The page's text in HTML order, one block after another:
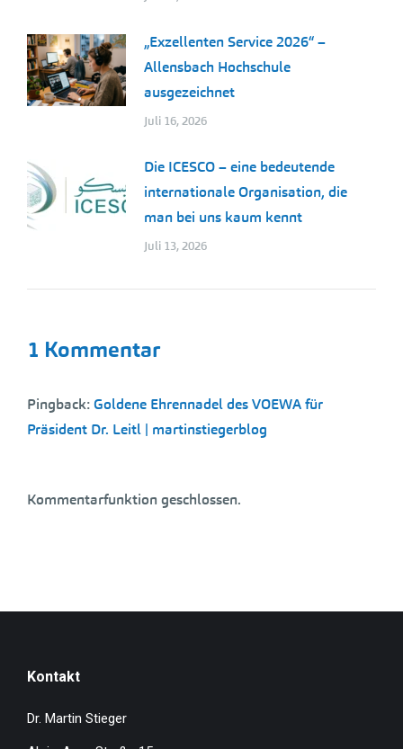
„Exzellenten Service 2026“ –
Allensbach Hochschule
ausgezeichnet
Juli 16, 2026
Die ICESCO – eine bedeutende
internationale Organisation, die
man bei uns kaum kennt
Juli 13, 2026
1 Kommentar
Pingback:Goldene Ehrennadel des VOEWA für
Präsident Dr. Leitl | martinstiegerblog
Kommentarfunktion geschlossen.
Kontakt
Dr. Martin Stieger